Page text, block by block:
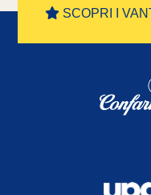
SCOPRI I